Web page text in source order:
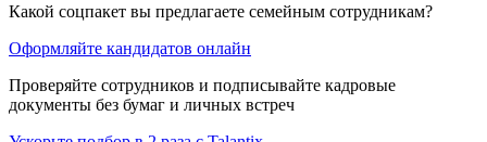
Какой соцпакет вы предлагаете семейным сотрудникам?
Оформляйте кандидатов онлайн
Проверяйте сотрудников и подписывайте кадровые
документы без бумаг и личных встреч